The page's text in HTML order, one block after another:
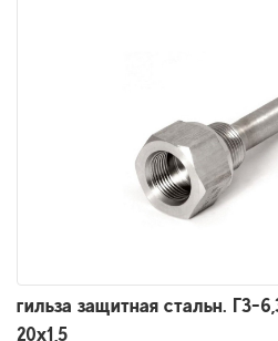
гильза защитная стальн. Г3-
20х1,5